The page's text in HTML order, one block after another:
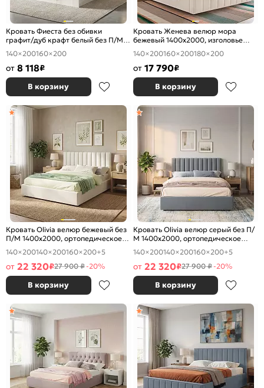
Кровать Фиеста без обивки
графит/дуб крафт белый без П/М
1400x2000, изголовье жесткое
140×200160×200
от 8 118₽
В корзину
Кровать Женева велюр мора
бежевый 1400x2000, изголовье
мягкое
140×200160×200180×200
от 17 790₽
В корзину
Кровать Olivia велюр бежевый без
П/М 1400x2000, ортопедическое
основание, изголовье мягкое
140×200140×200160×200+5
от 22 320₽27 900 ₽-20%
В корзину
Кровать Olivia велюр серый без П/
М 1400x2000, ортопедическое
основание, изголовье мягкое
140×200140×200160×200+5
от 22 320₽27 900 ₽-20%
В корзину